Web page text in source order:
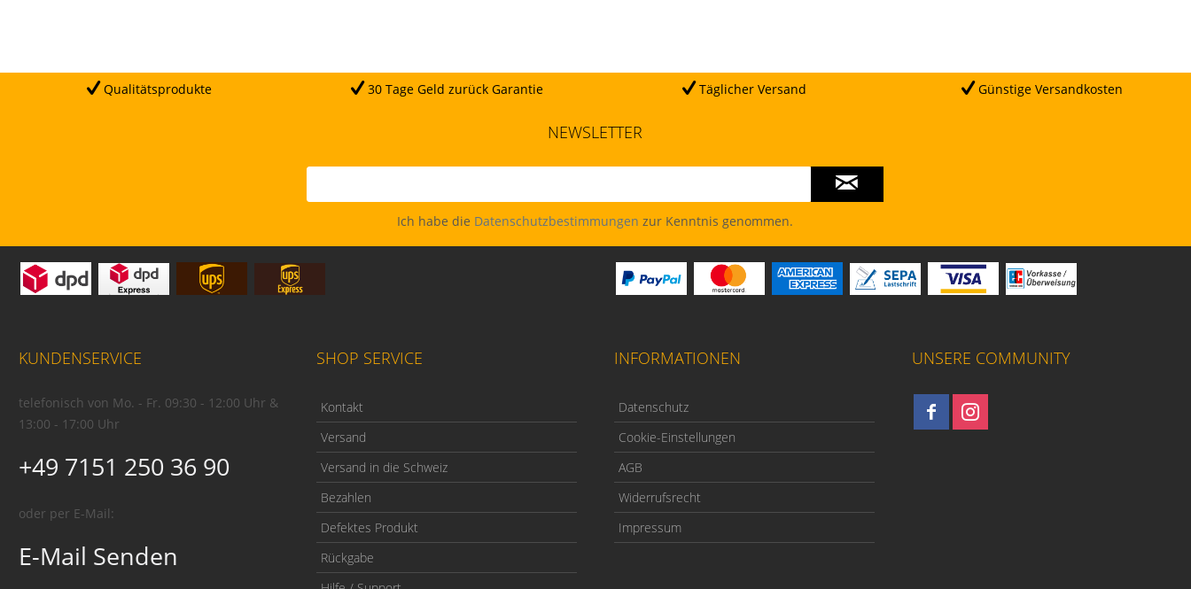
Qualitätsprodukte 30 Tage Geld zurück Garantie Täglicher Versand Günstige Versandkosten
NEWSLETTER
Ich habe die Datenschutzbestimmungen zur Kenntnis genommen.
KUNDENSERVICE
telefonisch von Mo. - Fr. 09:30 - 12:00 Uhr &
13:00 - 17:00 Uhr
+49 7151 250 36 90
oder per E-Mail:
E-Mail Senden
SHOP SERVICE
Kontakt
Versand
Versand in die Schweiz
Bezahlen
Defektes Produkt
Rückgabe
INFORMATIONEN
Datenschutz
Cookie-Einstellungen
AGB
Widerrufsrecht
Impressum
UNSERE COMMUNITY